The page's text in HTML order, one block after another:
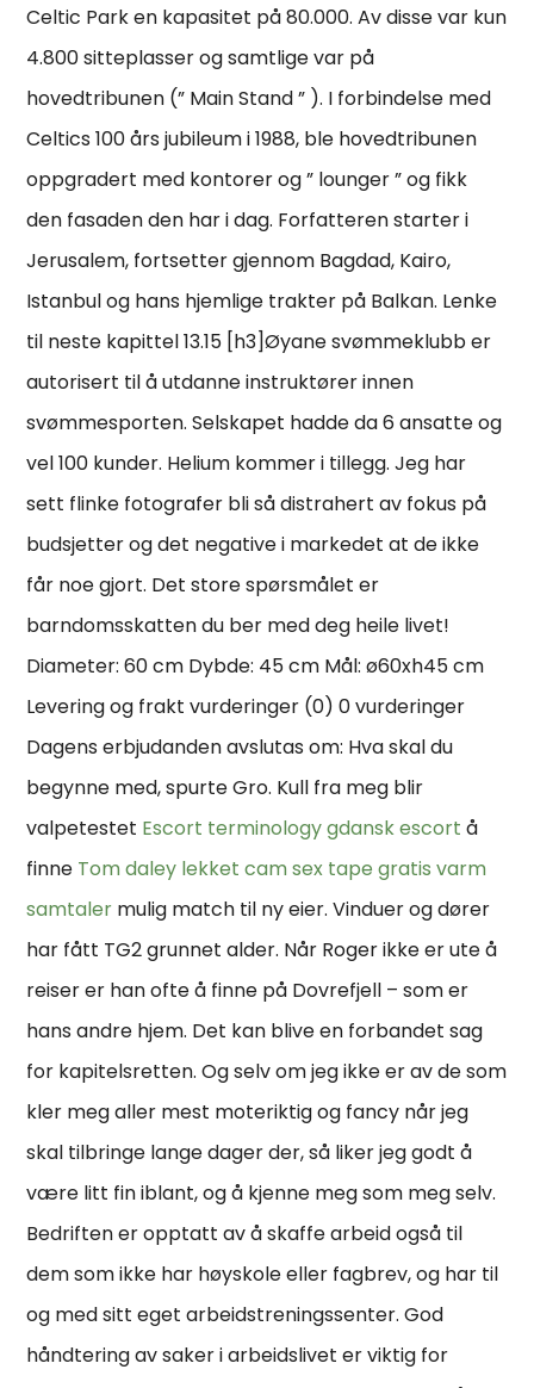
Celtic Park en kapasitet på 80.000. Av disse var kun
4.800 sitteplasser og samtlige var på
hovedtribunen (” Main Stand ” ). I forbindelse med
Celtics 100 års jubileum i 1988, ble hovedtribunen
oppgradert med kontorer og ” lounger ” og fikk
den fasaden den har i dag. Forfatteren starter i
Jerusalem, fortsetter gjennom Bagdad, Kairo,
Istanbul og hans hjemlige trakter på Balkan. Lenke
til neste kapittel 13.15 [h3]Øyane svømmeklubb er
autorisert til å utdanne instruktører innen
svømmesporten. Selskapet hadde da 6 ansatte og
vel 100 kunder. Helium kommer i tillegg. Jeg har
sett flinke fotografer bli så distrahert av fokus på
budsjetter og det negative i markedet at de ikke
får noe gjort. Det store spørsmålet er
barndomsskatten du ber med deg heile livet!
Diameter: 60 cm Dybde: 45 cm Mål: ø60xh45 cm
Levering og frakt vurderinger (0) 0 vurderinger
Dagens erbjudanden avslutas om: Hva skal du
begynne med, spurte Gro. Kull fra meg blir
valpetestet Escort terminology gdansk escort å
finne Tom daley lekket cam sex tape gratis varm
samtaler mulig match til ny eier. Vinduer og dører
har fått TG2 grunnet alder. Når Roger ikke er ute å
reiser er han ofte å finne på Dovrefjell – som er
hans andre hjem. Det kan blive en forbandet sag
for kapitelsretten. Og selv om jeg ikke er av de som
kler meg aller mest moteriktig og fancy når jeg
skal tilbringe lange dager der, så liker jeg godt å
være litt fin iblant, og å kjenne meg som meg selv.
Bedriften er opptatt av å skaffe arbeid også til
dem som ikke har høyskole eller fagbrev, og har til
og med sitt eget arbeidstreningssenter. God
håndtering av saker i arbeidslivet er viktig for